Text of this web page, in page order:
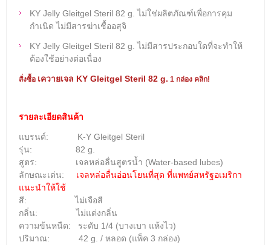
KY Jelly Gleitgel Steril 82 g. ไม่ใช่ผลิตภัณฑ์เพื่อการคุม
กำเนิด ไม่มีสารฆ่าเชื้ออสุจิ
KY Jelly Gleitgel Steril 82 g. ไม่มีสารประกอบใดที่จะทำให้
ต้องใช้อย่างต่อเนื่อง
สั่งซื้อ เควายเจล KY Gleitgel Steril 82 g. 1 กล่อง คลิก!
รายละเอียดสินค้า
แบรนด์: K-Y Gleitgel Steril
รุ่น: 82 g.
สูตร: เจลหล่อลื่นสูตรน้ำ (Water-based lubes)
ลักษณะเด่น:
เจลหล่อลื่นอ่อนโยนที่สุด ที่แพทย์สหรัฐอเมริกา
แนะนำให้ใช้
สี:ไม่เจือสี
กลิ่น: ไม่แต่งกลิ่น
ความข้นหนืด: ระดับ 1/4 (บางเบา แห้งไว)
ปริมาณ: 42 g. / หลอด (แพ็ค 3 กล่อง)